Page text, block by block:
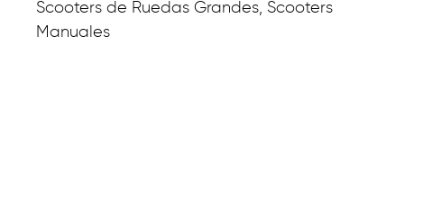
Scooters de Ruedas Grandes, Scooters
Manuales